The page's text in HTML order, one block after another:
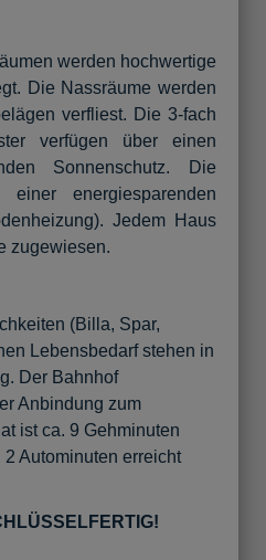
werden hochwertige
Die Nassräume werden
verfliest. Die 3-fach
verfügen über einen
Sonnenschutz. Die
energiesparenden
Jedem Haus
zugewiesen.
(Billa, Spar,
Lebensbedarf stehen in
Der Bahnhof
Anbindung zum
ist ca. 9 Gehminuten
Autominuten erreicht